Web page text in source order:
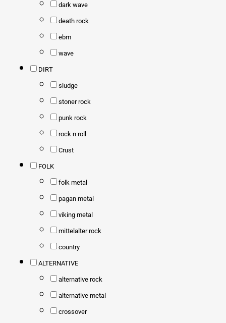
dark wave
death rock
ebm
wave
DIRT
sludge
stoner rock
punk rock
rock n roll
Crust
FOLK
folk metal
pagan metal
viking metal
mittelalter rock
country
ALTERNATIVE
alternative rock
alternative metal
crossover